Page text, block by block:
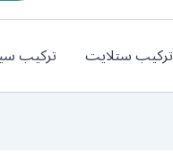
تركيب ستلايت تركيب